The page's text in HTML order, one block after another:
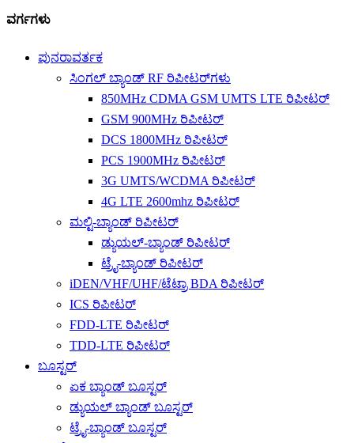
ವರ್ಗಗಳು
ಪುನರಾವರ್ತಕ
ಸಿಂಗಲ್ ಬ್ಯಾಂಡ್ RF ರಿಪೀಟರ್‌ಗಳು
850MHz CDMA GSM UMTS LTE ರಿಪೀಟರ್
GSM 900MHz ರಿಪೀಟರ್
DCS 1800MHz ರಿಪೀಟರ್
PCS 1900MHz ರಿಪೀಟರ್
3G UMTS/WCDMA ರಿಪೀಟರ್
4G LTE 2600mhz ರಿಪೀಟರ್
ಮಲ್ಟಿ-ಬ್ಯಾಂಡ್ ರಿಪೀಟರ್
ಡ್ಯುಯಲ್-ಬ್ಯಾಂಡ್ ರಿಪೀಟರ್
ಟ್ರೈ-ಬ್ಯಾಂಡ್ ರಿಪೀಟರ್
iDEN/VHF/UHF/ಟೆಟ್ರಾ BDA ರಿಪೀಟರ್
ICS ರಿಪೀಟರ್
FDD-LTE ರಿಪೀಟರ್
TDD-LTE ರಿಪೀಟರ್
ಬೂಸ್ಟರ್
ಏಕ ಬ್ಯಾಂಡ್ ಬೂಸ್ಟರ್
ಡ್ಯುಯಲ್ ಬ್ಯಾಂಡ್ ಬೂಸ್ಟರ್
ಟ್ರೈ-ಬ್ಯಾಂಡ್ ಬೂಸ್ಟರ್